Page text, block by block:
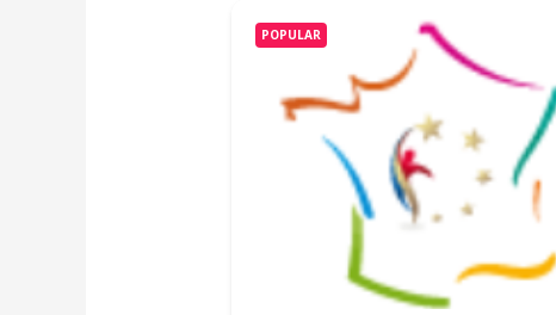
POPULAR